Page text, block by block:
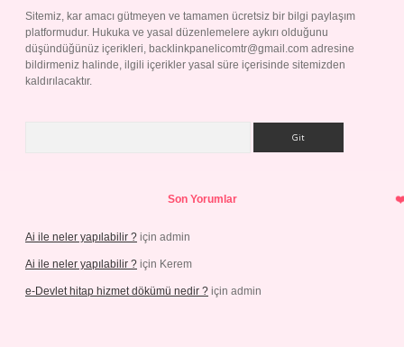
Sitemiz, kar amacı gütmeyen ve tamamen ücretsiz bir bilgi paylaşım
platformudur. Hukuka ve yasal düzenlemelere aykırı olduğunu
düşündüğünüz içerikleri, backlinkpanelicomtr@gmail.com adresine
bildirmeniz halinde, ilgili içerikler yasal süre içerisinde sitemizden
kaldırılacaktır.
Son Yorumlar
Ai ile neler yapılabilir ? için admin
Ai ile neler yapılabilir ? için Kerem
e-Devlet hitap hizmet dökümü nedir ? için admin